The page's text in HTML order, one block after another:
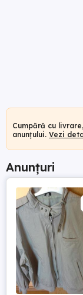
Cumpără cu
anunțului. Vezi
Anunțuri